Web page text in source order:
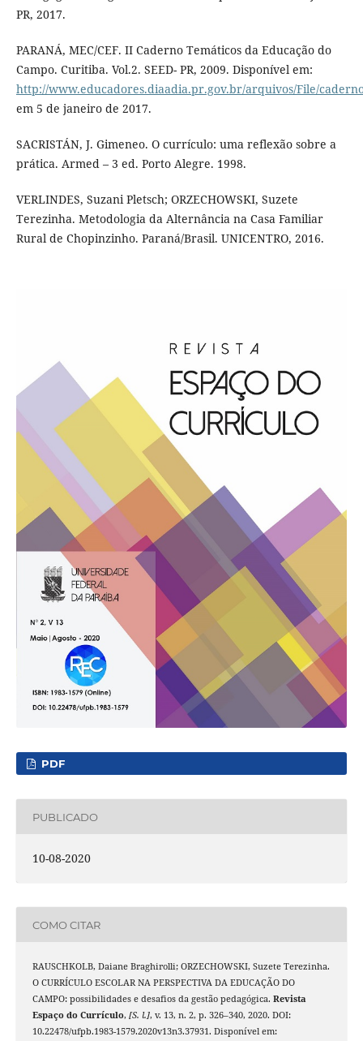
PR, 2017.
PARANÁ, MEC/CEF. II Caderno Temáticos da Educação do
Campo. Curitiba. Vol.2. SEED- PR, 2009. Disponível em:
http://www.educadores.diaadia.pr.gov.br/arquivos/File/
em 5 de janeiro de 2017.
SACRISTÁN, J. Gimeneo. O currículo: uma reflexão sobre a
prática. Armed – 3 ed. Porto Alegre. 1998.
VERLINDES, Suzani Pletsch; ORZECHOWSKI, Suzete
Terezinha. Metodologia da Alternância na Casa Familiar
Rural de Chopinzinho. Paraná/Brasil. UNICENTRO, 2016.
PDF
PUBLICADO
10-08-2020
COMO CITAR
RAUSCHKOLB, Daiane Braghirolli; ORZECHOWSKI, Suzete Terezinha.
O CURRÍCULO ESCOLAR NA PERSPECTIVA DA EDUCAÇÃO DO
CAMPO: possibilidades e desafios da gestão pedagógica. Revista
Espaço do Currículo, [S. l.], v. 13, n. 2, p. 326–340, 2020. DOI:
10.22478/ufpb.1983-1579.2020v13n3.37931. Disponível em: